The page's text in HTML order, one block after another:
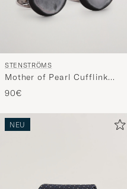
STENSTRÖMS
Mother of Pearl Cufflink
Grey
90€
NEU